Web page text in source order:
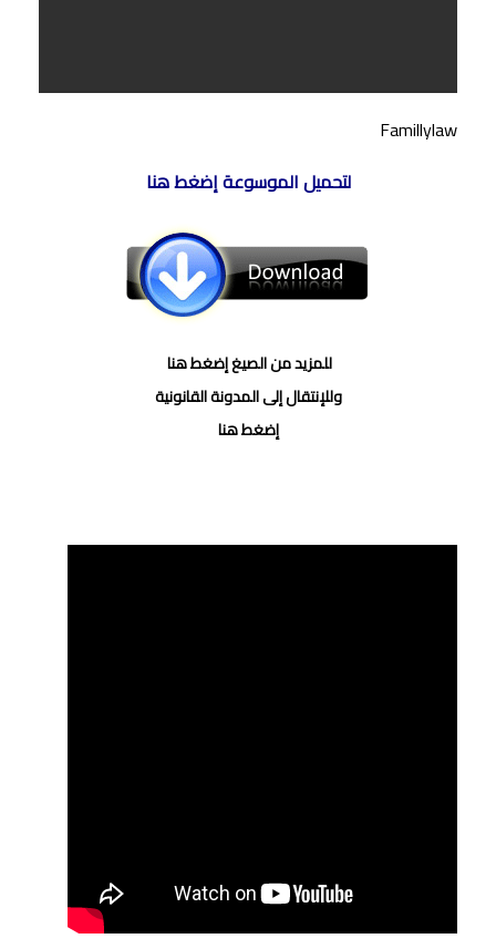
Famillylaw
لتحميل الموسوعة إضغط هنا
للمزيد من الصيغ إضغط هنا
وللإنتقال إلى المدونة القانونية
إضغط هنا